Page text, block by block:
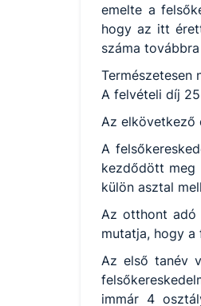
emelte a
hogy az itt
száma
Természetesen
A felvételi díj
Az elkövetkező
A
kezdődött meg
külön asztal
Az otthont adó
mutatja, hogy
Az első tanév
immár 4